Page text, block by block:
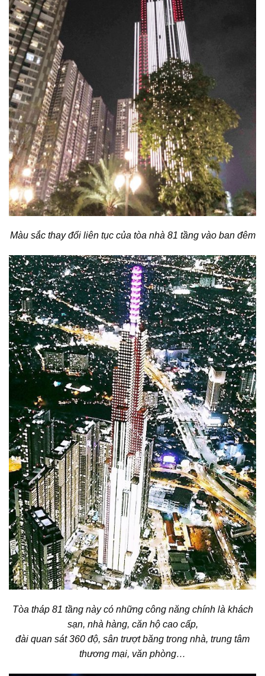
Màu sắc thay đổi liên tục của tòa nhà 81 tầng vào ban đêm
Tòa tháp 81 tầng này có những công năng chính là khách
sạn, nhà hàng, căn hộ cao cấp,
đài quan sát 360 độ, sân trượt băng trong nhà, trung tâm
thương mại, văn phòng…